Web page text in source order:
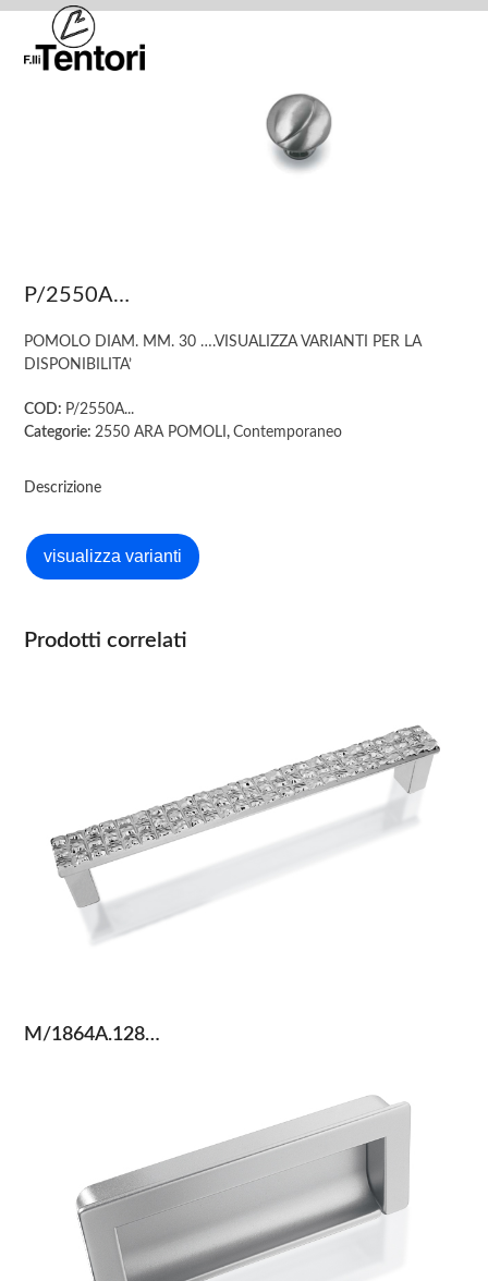
Skip
content
Open
mobile
Close
mobile
P/2550A…
POMOLO DIAM. MM. 30 ….VISUALIZZA VARIANTI PER LA
DISPONIBILITA’
COD: P/2550A...
Categorie:2550 ARA POMOLI,Contemporaneo
Descrizione
Prodotti correlati
M/1864A.128…